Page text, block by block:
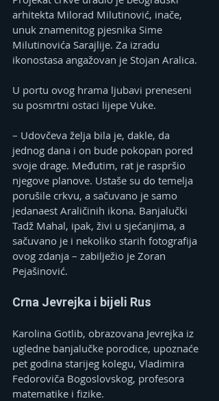
arhitekta Milorad Milutinović, inače,
unuk znamenitog pjesnika Sime
Milutinovića Sarajlije. Za izradu
ikonostasa angažovan je Stojan Aralica.
U portu ovog hrama ljubavi preneseni
su posmrtni ostaci lijepe Vuke.
– Udovčeva želja bila je, dakle, da
jednog dana i on bude pokopan pored
svoje drage. Međutim, rat je raspršio
njegove planove. Ustaše su do temelja
porušile crkvu, a sačuvano je samo
jedanaest Araličinih ikona. Banjalučki
Tadž Mahal, ipak, živi u sjećanjima, a
sačuvano je i nekoliko starih fotografija
ovog zdanja – zabilježio je Zoran
Pejašinović.
Crna Jevrejka i bijeli Rus
Karolina Gotlib, obrazovana Jevrejka iz
ugledne banjalučke porodice, upoznaće
pet godina starijeg kolegu, Vladimira
Fedoroviča Bogoslovskog, profesora
matematike i fizike.